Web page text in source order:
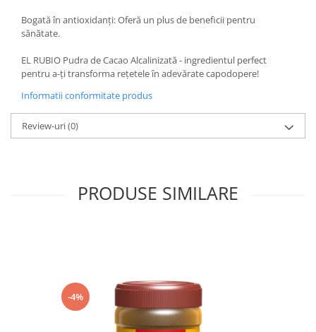
Bogată în antioxidanți: Oferă un plus de beneficii pentru
sănătate.
EL RUBIO Pudra de Cacao Alcalinizată - ingredientul perfect
pentru a-ți transforma rețetele în adevărate capodopere!
Informatii conformitate produs
Review-uri(0)
PRODUSE SIMILARE
-4%